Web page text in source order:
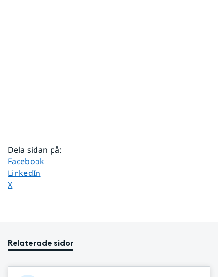
Dela sidan på:
Dela sidan på
Facebook
Dela sidan på
LinkedIn
Dela sidan på
X
Relaterade sidor